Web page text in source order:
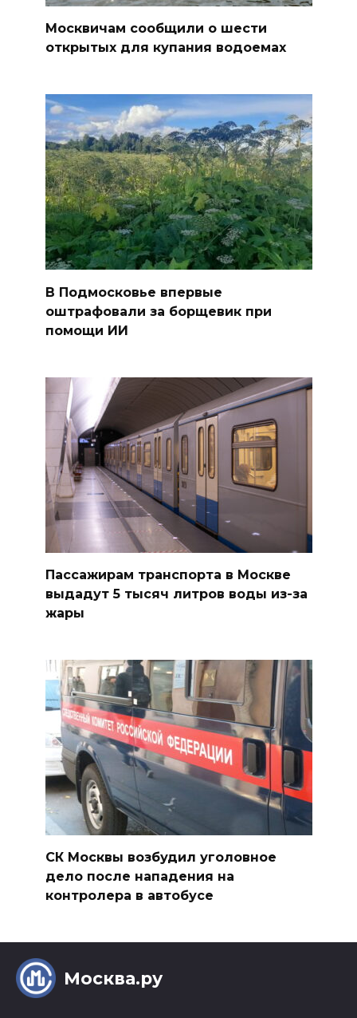
Москвичам сообщили о шести
открытых для купания водоемах
В Подмосковье впервые
оштрафовали за борщевик при
помощи ИИ
Пассажирам транспорта в Москве
выдадут 5 тысяч литров воды из-за
жары
СК Москвы возбудил уголовное
дело после нападения на
контролера в автобусе
Москва.ру